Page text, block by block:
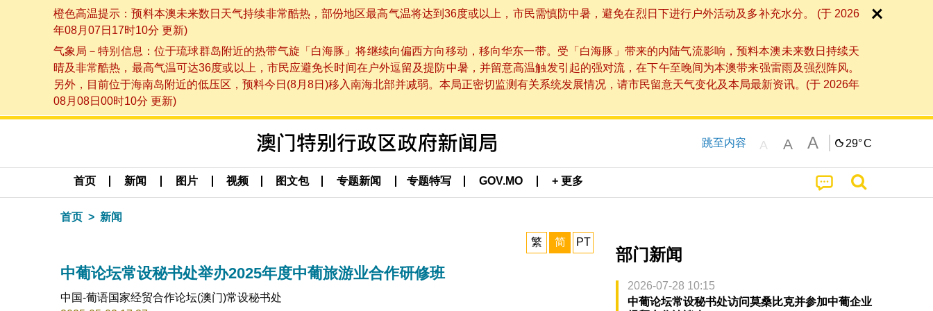
橙色高温提示：预料本澳未来数日天气持续非常酷热，部份地区最高气温将达到36度或以上，市民需慎防中暑，避免在烈日下进行户外活动及多补充水分。 (于 2026
年08月07日17时10分 更新)
气象局－特别信息：位于琉球群岛附近的热带气旋「白海豚」将继续向偏西方向移动，移向华东一带。受「白海豚」带来的内陆气流影响，预料本澳未来数日持续天
晴及非常酷热，最高气温可达36度或以上，市民应避免长时间在户外逗留及提防中暑，并留意高温触发引起的强对流，在下午至晚间为本澳带来强雷雨及强烈阵风。
另外，目前位于海南岛附近的低压区，预料今日(8月8日)移入南海北部并减弱。本局正密切监测有关系统发展情况，请市民留意天气变化及本局最新资讯。(于 2026年
08月08日00时10分 更新)
跳至内容 A A A 29°C
首页 新闻 图片 视频 图文包 专题新闻 专题特写 GOV.MO + 更多
首页 新闻
繁 简 PT
中葡论坛常设秘书处举办2025年度中葡旅游业合作研修班
中国-葡语国家经贸合作论坛(澳门)常设秘书处
部门新闻
2026-07-28 10:15
中葡论坛常设秘书处访问莫桑比克并参加中葡企业